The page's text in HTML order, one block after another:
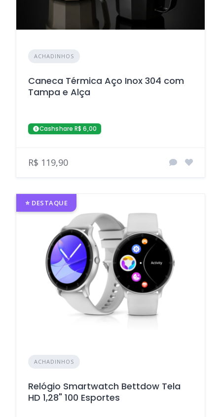
ACHADINHOS
Caneca Térmica Aço Inox 304 com
Tampa e Alça
Cashshare R$ 6,00
R$ 119,90
⭐ DESTAQUE
ACHADINHOS
Relógio Smartwatch Bettdow Tela
HD 1,28" 100 Esportes